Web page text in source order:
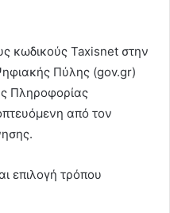
κωδικούς Taxisnet στην
Πύλης (gov.gr)
Πληροφορίας
από τον
επιλογή τρόπου